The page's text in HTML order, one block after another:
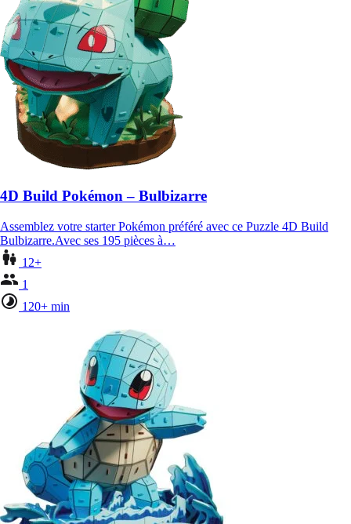
4D Build Pokémon – Bulbizarre
Assemblez votre starter Pokémon préféré avec ce Puzzle 4D Build
Bulbizarre.Avec ses 195 pièces à…
12+
1
120+ min